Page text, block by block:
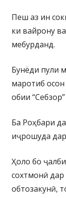
Пеш аз ин
ки вайрону
мебурданд.
Бунёди пули
маротиб
обии
Ба Роҳбари
иҷрошуда
Ҳоло бо
сохтмонӣ
обтозакунӣ,